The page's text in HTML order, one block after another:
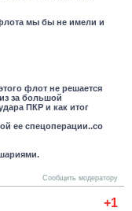
мы бы не имели и
флот не решается
за большой
ПКР и как итог
ее спецоперации..со
Сообщить модератору
+1